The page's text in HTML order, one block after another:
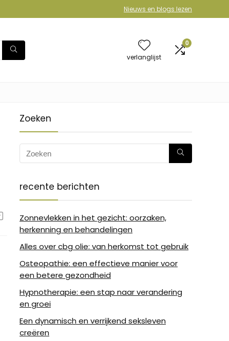
Nieuws en blogs lezen
verlanglijst
0
Zoeken
recente berichten
Zonnevlekken in het gezicht: oorzaken,
herkenning en behandelingen
Alles over cbg olie: van herkomst tot gebruik
Osteopathie: een effectieve manier voor
een betere gezondheid
Hypnotherapie: een stap naar verandering
en groei
Een dynamisch en verrijkend seksleven
creëren